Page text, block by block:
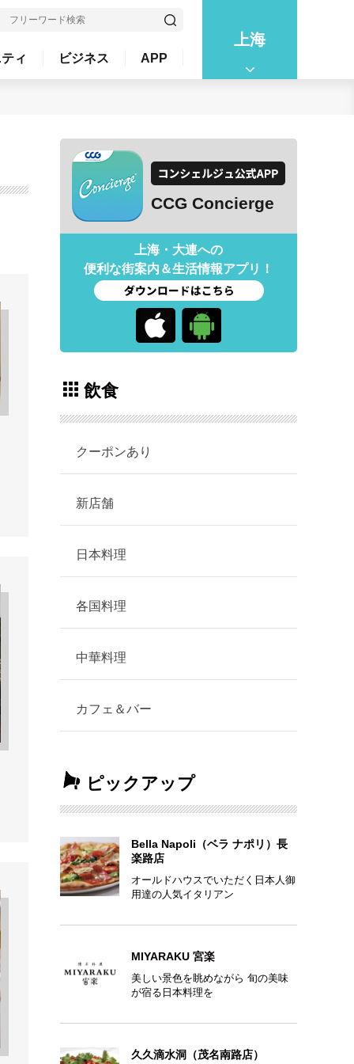
上海
ィ ビジネス APP
CCG Concierge
上海・大連への
便利な街案内＆生活情報アプリ！
飲食
クーポンあり
新店舗
日本料理
各国料理
中華料理
カフェ＆バー
ピックアップ
Bella Napoli（ベラ ナポリ）長
楽路店
オールドハウスでいただく日本人御
用達の人気イタリアン
MIYARAKU 宮楽
美しい景色を眺めながら 旬の美味
が宿る日本料理を
久久滴水洞（茂名南路店）